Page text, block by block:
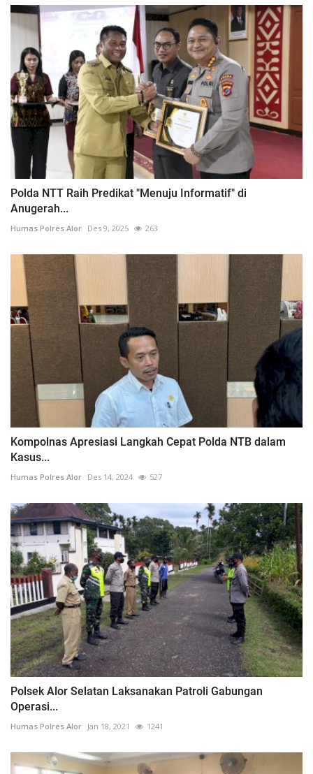
Polda NTT Raih Predikat "Menuju Informatif" di
Anugerah...
Humas Polres Alor Des 9, 2025 263
Kompolnas Apresiasi Langkah Cepat Polda NTB dalam
Kasus...
Humas Polres Alor Des 14, 2024 527
Polsek Alor Selatan Laksanakan Patroli Gabungan
Operasi...
Humas Polres Alor Jan 18, 2021 1241